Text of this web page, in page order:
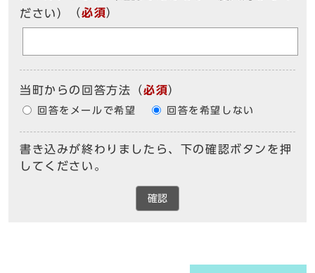
ださい）
（必須）
当町からの回答方法 （必須）
回答をメールで希望 回答を希望しない
書き込みが終わりましたら、下の確認ボタンを押
してください。
確認